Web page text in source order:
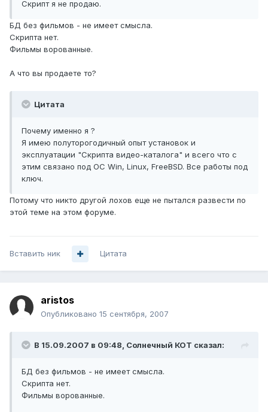
Скрипт я не продаю.
БД без фильмов - не имеет смысла.
Скрипта нет.
Фильмы ворованные.
А что вы продаете то?
Цитата
Почему именно я ?
Я имею полуторогодичный опыт установок и
эксплуатации "Скрипта видео-каталога" и всего что с
этим связано под OC Win, Linux, FreeBSD. Все работы под
ключ.
Потому что никто другой лохов еще не пытался развести по
этой теме на этом форуме.
Вставить ник Цитата
aristos
Опубликовано 15 сентября, 2007
В 15.09.2007 в 09:48, Солнечный КОТ сказал:
БД без фильмов - не имеет смысла.
Скрипта нет.
Фильмы ворованные.